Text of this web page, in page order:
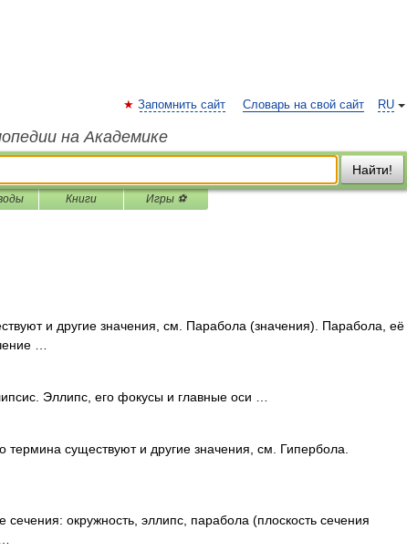
RU
Запомнить сайт Словарь на свой сайт
на Академике
Найти!
Книги Игры ⚽
и другие значения, см. Парабола (значения). Парабола, её
…
Эллипс, его фокусы и главные оси …
термина существуют и другие значения, см. Гипербола.
сечения: окружность, эллипс, парабола (плоскость сечения